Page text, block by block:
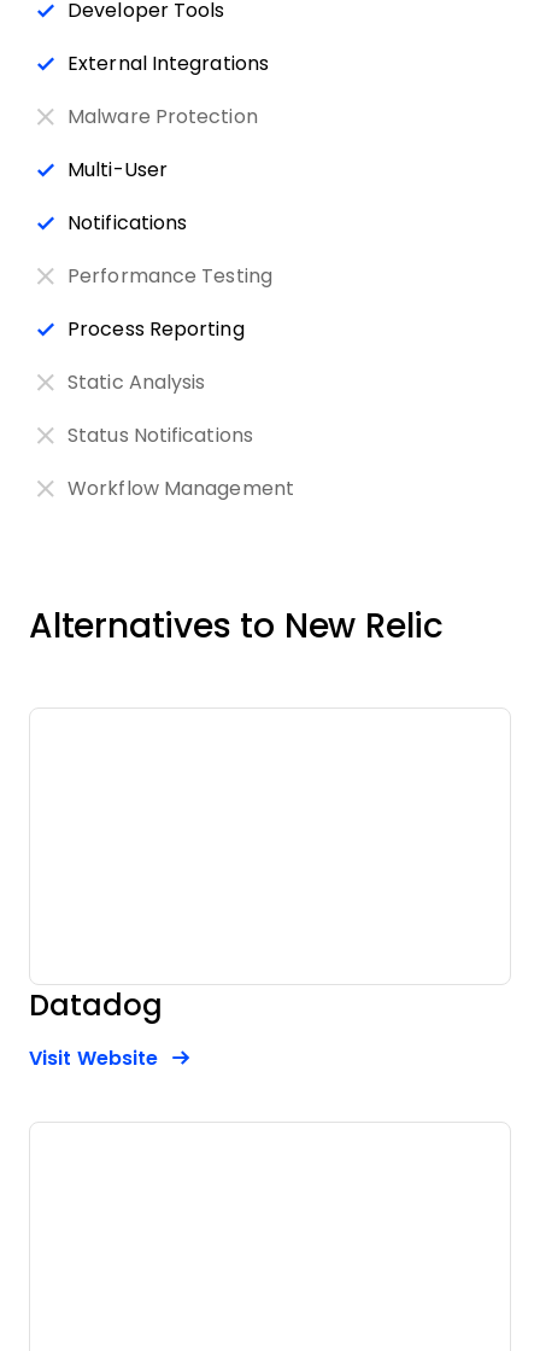
Developer Tools
External Integrations
Malware Protection
Multi-User
Notifications
Performance Testing
Process Reporting
Static Analysis
Status Notifications
Workflow Management
Alternatives to New Relic
Datadog
Visit WebsiteOpens New Window